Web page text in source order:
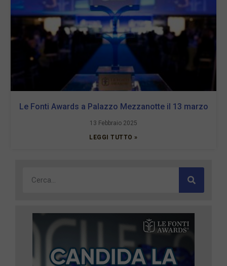
Le Fonti Awards a Palazzo Mezzanotte il 13 marzo
13 Febbraio 2025
LEGGI TUTTO »